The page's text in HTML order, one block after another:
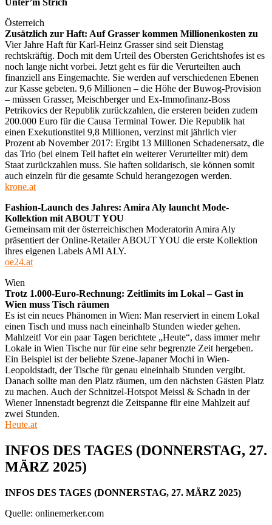
Österreich
Zusätzlich zur Haft: Auf Grasser kommen Millionenkosten zu
Vier Jahre Haft für Karl-Heinz Grasser sind seit Dienstag
rechtskräftig. Doch mit dem Urteil des Obersten Gerichtshofes ist es
noch lange nicht vorbei. Jetzt geht es für die Verurteilten auch
finanziell ans Eingemachte. Sie werden auf verschiedenen Ebenen
zur Kasse gebeten. 9,6 Millionen – die Höhe der Buwog-Provision
– müssen Grasser, Meischberger und Ex-Immofinanz-Boss
Petrikovics der Republik zurückzahlen, die ersteren beiden zudem
200.000 Euro für die Causa Terminal Tower. Die Republik hat
einen Exekutionstitel 9,8 Millionen, verzinst mit jährlich vier
Prozent ab November 2017: Ergibt 13 Millionen Schadenersatz, die
das Trio (bei einem Teil haftet ein weiterer Verurteilter mit) dem
Staat zurückzahlen muss. Sie haften solidarisch, sie können somit
auch einzeln für die gesamte Schuld herangezogen werden.
krone.at
Fashion-Launch des Jahres: Amira Aly launcht Mode-
Kollektion mit ABOUT YOU
Gemeinsam mit der österreichischen Moderatorin Amira Aly
präsentiert der Online-Retailer ABOUT YOU die erste Kollektion
ihres eigenen Labels AMI ALY.
oe24.at
Wien
Trotz 1.000-Euro-Rechnung: Zeitlimits im Lokal – Gast in
Wien muss Tisch räumen
Es ist ein neues Phänomen in Wien: Man reserviert in einem Lokal
einen Tisch und muss nach eineinhalb Stunden wieder gehen.
Mahlzeit! Vor ein paar Tagen berichtete „Heute“, dass immer mehr
Lokale in Wien Tische nur für eine sehr begrenzte Zeit hergeben.
Ein Beispiel ist der beliebte Szene-Japaner Mochi in Wien-
Leopoldstadt, der Tische für genau eineinhalb Stunden vergibt.
Danach sollte man den Platz räumen, um den nächsten Gästen Platz
zu machen. Auch der Schnitzel-Hotspot Meissl & Schadn in der
Wiener Innenstadt begrenzt die Zeitspanne für eine Mahlzeit auf
zwei Stunden.
Heute.at
INFOS DES TAGES (DONNERSTAG, 27.
MÄRZ 2025)
INFOS DES TAGES (DONNERSTAG, 27. MÄRZ 2025)
Quelle: onlinemerker.com